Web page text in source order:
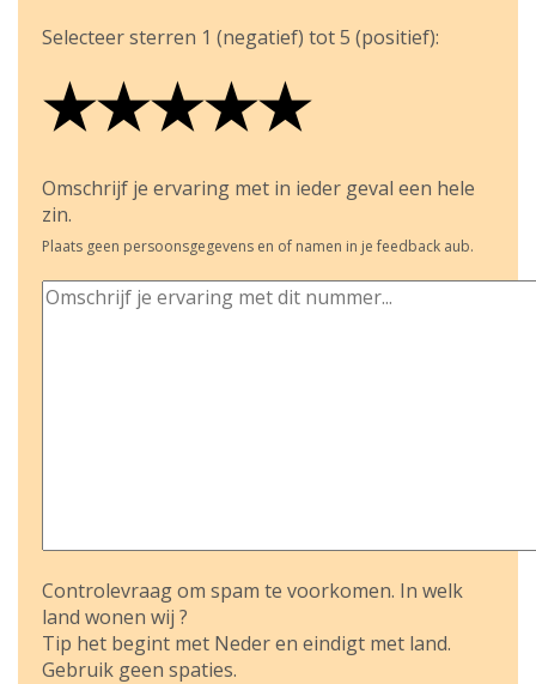
Selecteer sterren 1 (negatief) tot 5 (positief):
★
★★
★★★
★★★★
★★★★★
Omschrijf je ervaring met in ieder geval een hele
zin.
Plaats geen persoonsgegevens en of namen in je feedback aub.
Controlevraag om spam te voorkomen. In welk
land wonen wij ?
Tip het begint met Neder en eindigt met land.
Gebruik geen spaties.